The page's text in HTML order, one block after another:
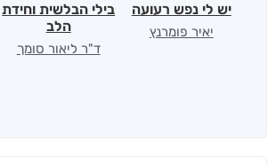
יש לי נפש רעועה
יאיר פומרנץ
בילי הבלשית וחידת
הלב
ד"ר ליאור סומך